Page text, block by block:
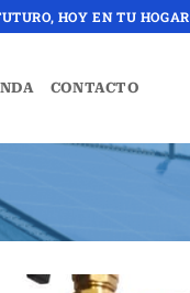
HOY EN TU HOGAR
CONTACTO